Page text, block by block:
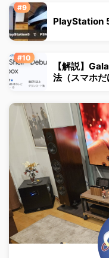
PlayStation
【解説】
法（スマホだ